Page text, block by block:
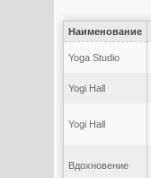
Наименование
Yoga Studio
Yogi Hall
Yogi Hall
Вдохновение